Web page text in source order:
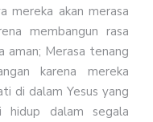
mereka akan merasa
membangun rasa
aman; Merasa tenang
karena mereka
di dalam Yesus yang
hidup dalam segala